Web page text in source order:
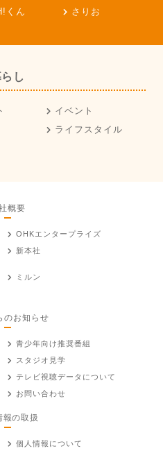
くん さりお
し
イベント
ライフスタイル
概要
OHKエンタープライズ
新本社
ミルン
のお知らせ
青少年向け推奨番組
スタジオ見学
テレビ視聴データについて
お問い合わせ
報の取扱
個人情報について